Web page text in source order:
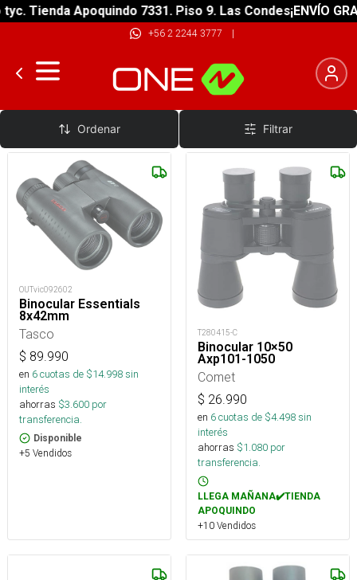
Apoquindo 7331. Piso 9. Las Condes¡ENVÍO
+56 2 2244 3777 |
Binocular
Ordenar Filtrar
OUTvic092602
Binocular Essentials
8x42mm
Tasco
$ 89.990
en 6cuotas de $14.998sin
interés
ahorras $3.600 por
transferencia.
Disponible
+5 Vendidos
T280415-C
Binocular 10×50
Axp101-1050
Comet
$ 26.990
en 6cuotas de $4.498sin
interés
ahorras $1.080 por
transferencia.
LLEGA MAÑANA✔️TIENDA
APOQUINDO
+10 Vendidos